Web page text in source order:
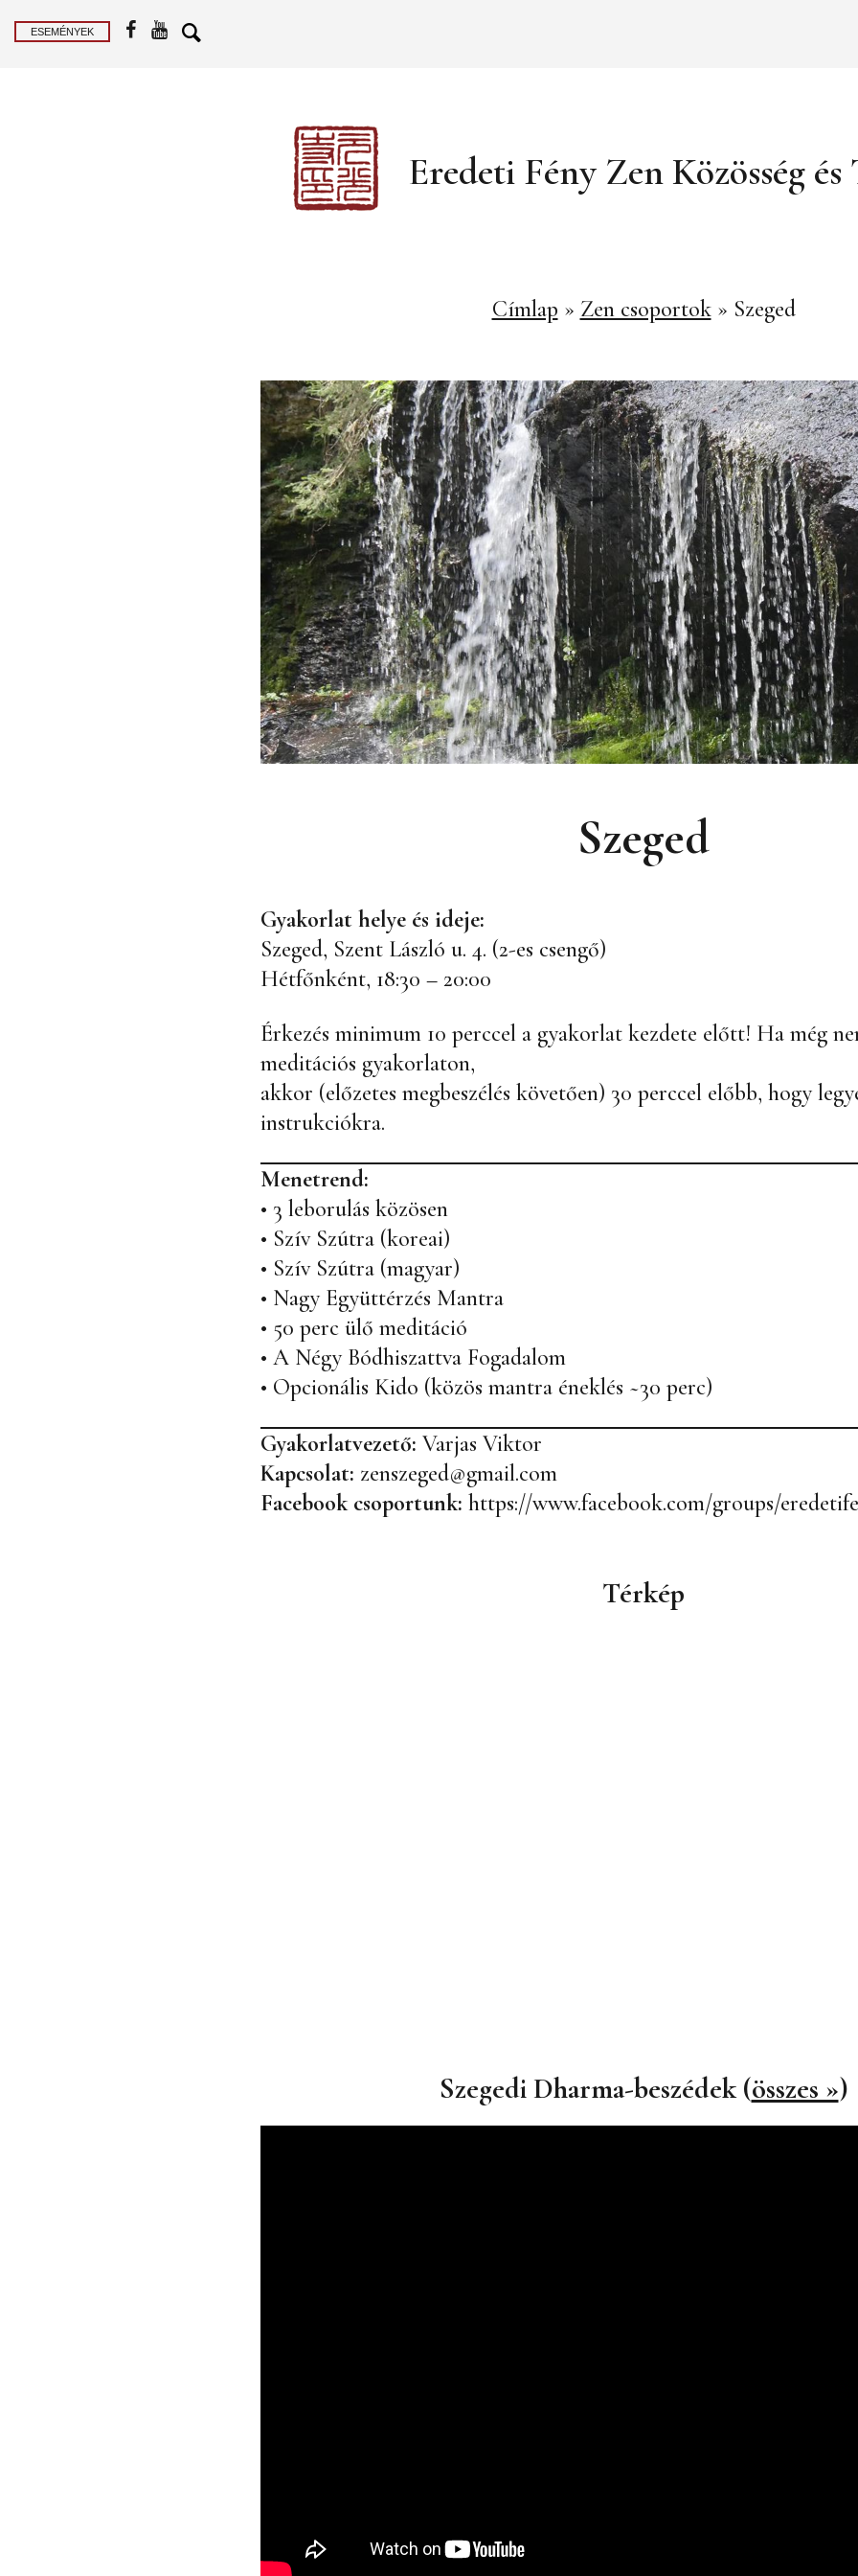
ESEMÉNYEK
Eredeti Fény Zen Közösség
Címlap » Zen csoportok» Szeged
Szeged
Gyakorlat helye és ideje:
Szeged, Szent László u. 4. (2-es csengő)
Hétfőnként, 18:30 – 20:00
Érkezés minimum 10 perccel a gyakorlat kezdete előtt! Ha még
meditációs gyakorlaton,
akkor (előzetes megbeszélés követően) 30 perccel előbb, hogy
instrukciókra.
Menetrend:
• 3 leborulás közösen
• Szív Szútra (koreai)
• Szív Szútra (magyar)
• Nagy Együttérzés Mantra
• 50 perc ülő meditáció
• A Négy Bódhiszattva Fogadalom
• Opcionális Kido (közös mantra éneklés ~30 perc)
Gyakorlatvezető: Varjas Viktor
Kapcsolat: zenszeged@gmail.com
Facebook csoportunk: https://www.facebook.com/groups/
Térkép
Szegedi Dharma-beszédek (összes »)